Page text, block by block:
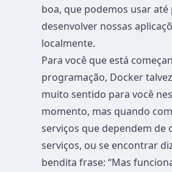
boa, que podemos usar até
desenvolver nossas
localmente.
Para você que está
programação, Docker
muito sentido para você
momento, mas quando
serviços que dependem de
serviços, ou se encontrar
bendita frase: “Mas